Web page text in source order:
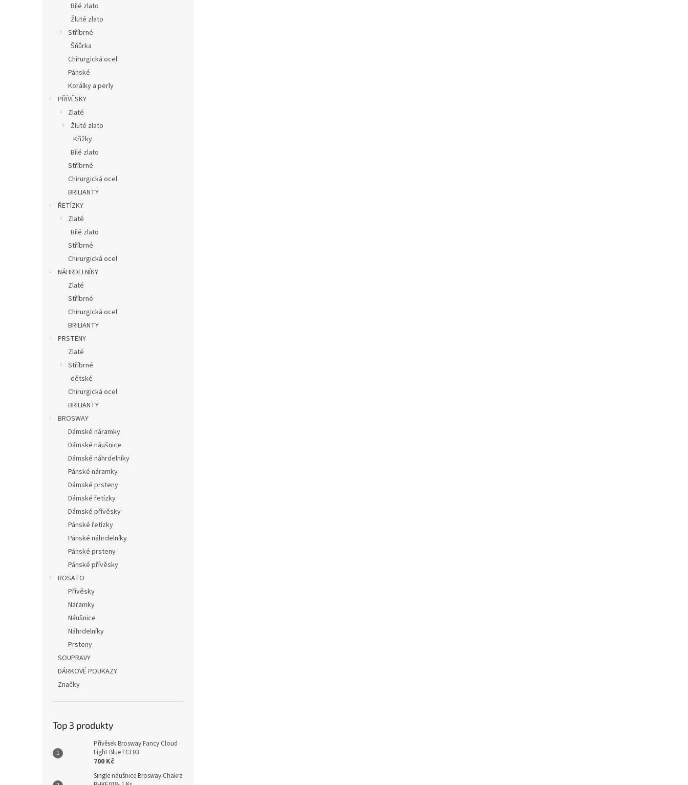
Bílé zlato
Žluté zlato
Stříbrné
Šňůrka
Chirurgická ocel
Pánské
Korálky a perly
PŘÍVĚSKY
Zlaté
Žluté zlato
Křížky
Bílé zlato
Stříbrné
Chirurgická ocel
BRILIANTY
ŘETÍZKY
Zlaté
Bílé zlato
Stříbrné
Chirurgická ocel
NÁHRDELNÍKY
Zlaté
Stříbrné
Chirurgická ocel
BRILIANTY
PRSTENY
Zlaté
Stříbrné
dětské
Chirurgická ocel
BRILIANTY
BROSWAY
Dámské náramky
Dámské náušnice
Dámské náhrdelníky
Pánské náramky
Dámské prsteny
Dámské řetízky
Dámské přívěsky
Pánské řetízky
Pánské náhrdelníky
Pánské prsteny
Pánské přívěsky
ROSATO
Přívěsky
Náramky
Náušnice
Náhrdelníky
Prsteny
SOUPRAVY
DÁRKOVÉ POUKAZY
Značky
Top 3 produkty
Přívěsek Brosway Fancy Cloud
Light Blue FCL03
700 Kč
Single náušnice Brosway Chakra